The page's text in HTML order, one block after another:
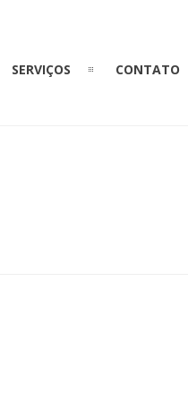
SERVIÇOS CONTATO